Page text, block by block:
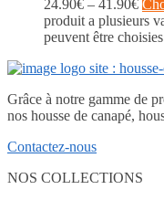
24.90€ – 41.90€
produit a plusieurs
peuvent être
Grâce à notre gamme de
nos housse de canapé,
Contactez-nous
NOS COLLECTIONS